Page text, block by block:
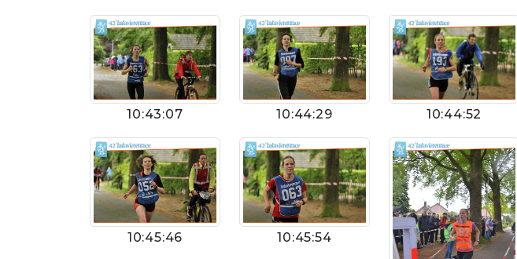
10:43:07 10:44:29 10:44:52
10:45:46 10:45:54